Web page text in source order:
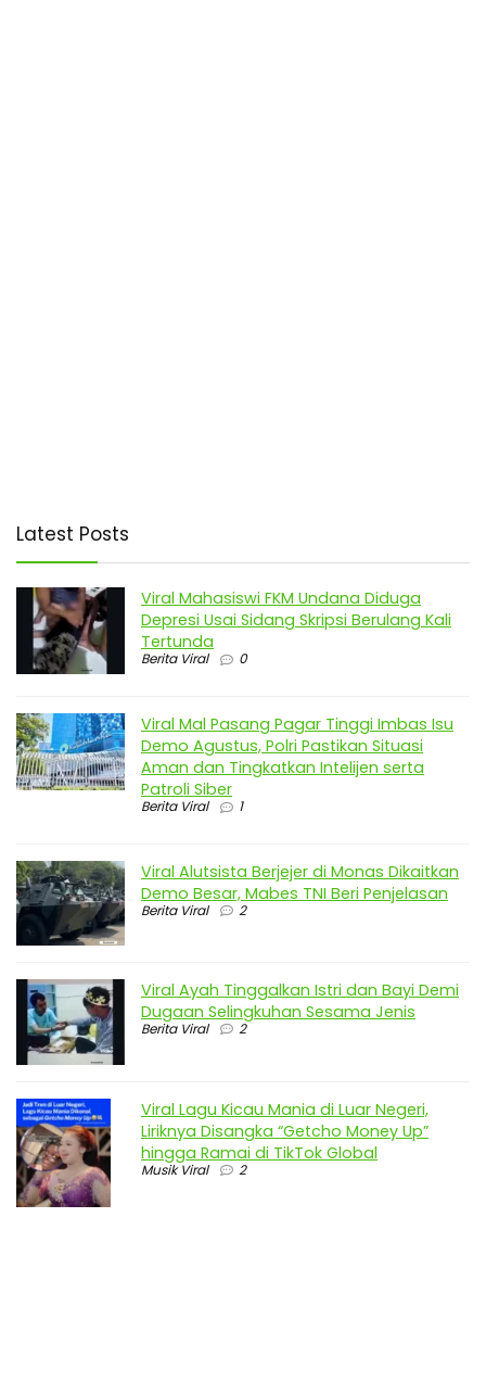
Latest Posts
Viral Mahasiswi FKM Undana Diduga
Depresi Usai Sidang Skripsi Berulang Kali
Tertunda
Berita Viral 0
Viral Mal Pasang Pagar Tinggi Imbas Isu
Demo Agustus, Polri Pastikan Situasi
Aman dan Tingkatkan Intelijen serta
Patroli Siber
Berita Viral 1
Viral Alutsista Berjejer di Monas Dikaitkan
Demo Besar, Mabes TNI Beri Penjelasan
Berita Viral 2
Viral Ayah Tinggalkan Istri dan Bayi Demi
Dugaan Selingkuhan Sesama Jenis
Berita Viral 2
Viral Lagu Kicau Mania di Luar Negeri,
Liriknya Disangka “Getcho Money Up”
hingga Ramai di TikTok Global
Musik Viral 2